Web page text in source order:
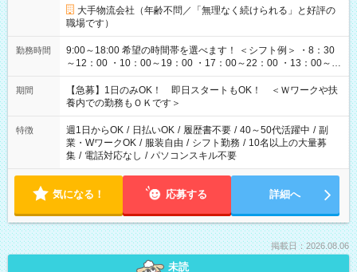
大手物流会社（年齢不問／「無理なく続けられる」と好評の
職場です）
勤務時間
9:00～18:00 希望の時間帯を選べます！ ＜シフト例＞ ・8：30
～12：00 ・10：00～19：00 ・17：00～22：00 ・13：00～
22：00 ・22：00～翌6：00 など
期間
【急募】1日のみOK！ 即日スタートもOK！ ＜Ｗワークや扶
養内での勤務もＯＫです＞
特徴 週1日からOK / 日払いOK / 履歴書不要 / 40～50代活躍中 / 副
業・WワークOK / 服装自由 / シフト勤務 / 10名以上の大量募
集 / 電話対応なし / パソコンスキル不要
気になる！ 応募する 詳細へ
掲載日：2026.08.06
未読